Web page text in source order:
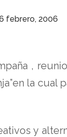
febrero, 2006
,
la
y